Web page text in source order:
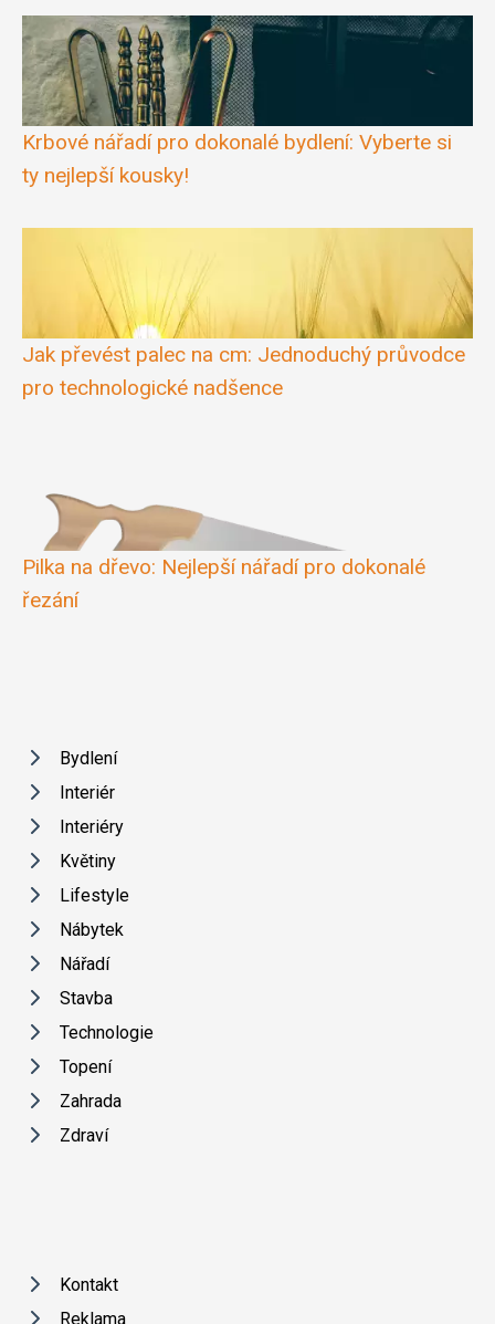
Krbové nářadí pro dokonalé bydlení: Vyberte si
ty nejlepší kousky!
Jak převést palec na cm: Jednoduchý průvodce
pro technologické nadšence
Pilka na dřevo: Nejlepší nářadí pro dokonalé
řezání
Bydlení
Interiér
Interiéry
Květiny
Lifestyle
Nábytek
Nářadí
Stavba
Technologie
Topení
Zahrada
Zdraví
Kontakt
Reklama